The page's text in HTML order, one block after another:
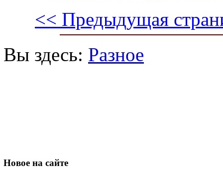
<< Предыдущая
Вы здесь: Разное
Новое на сайте